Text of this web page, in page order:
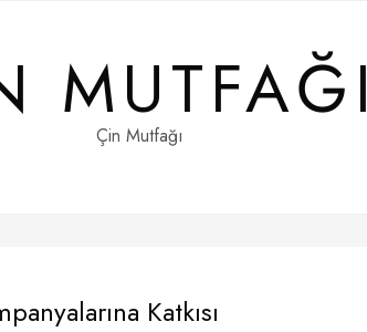
MUTFAĞI
Çin Mutfağı
Katkısı